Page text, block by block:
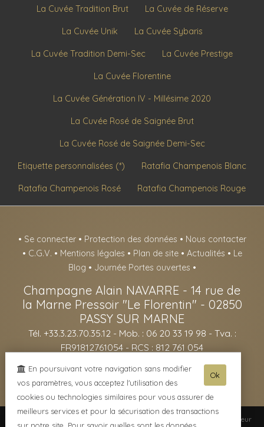
La Cuvée Tradition Brut La Cuvée de Réserve
La Cuvée Unik La Cuvée Sybaris
La Cuvée Tradition Demi-Sec La Cuvée Prestige
La Cuvée Florentine
La Cuvée Génération IV - Millésime 2020
La Cuvée Rosé de Saignée Brut
La Cuvée Rosé de Saignée Demi-Sec
Etiquette personnalisées (*) Ratafia Champenois Blanc
Ratafia Champenois Rosé Ratafia Champenois Rouge
• Se connecter • Protection des données • Nous contacter
• C.G.V. • Mentions légales • Plan de site • Actualités • Le
Blog • Journée Portes ouvertes •
Champagne Alain NAVARRE - 14 rue de
la Marne Pressoir "Le Florentin" - 02850
PASSY SUR MARNE
Tél. +33.3.23.70.35.12 - Mob. : 06 20 33 19 98 - Tva. :
FR91812761054 - RCS : 812 761 054
- L'abus d'alcool est dangereux pour la santé, sachez consommer avec
modération - La vente d'alcool est interdite aux mineurs de -18ans -
Moteur
Ok
En poursuivant votre navigation sans modifier
vos paramètres, vous acceptez l'utilisation des
cookies ou technologies similaires pour vous assurer de
meilleurs services et pour la sécurisation des transactions